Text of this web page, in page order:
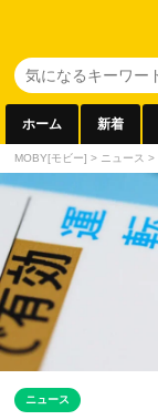
ホーム 新着
MOBY[モビー] > ニュース >
ニュース